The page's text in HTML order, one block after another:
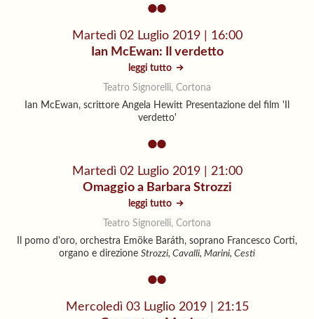
Martedì 02 Luglio 2019 | 16:00
Ian McEwan: Il verdetto
leggi tutto
Teatro Signorelli, Cortona
Ian McEwan, scrittore Angela Hewitt Presentazione del film 'Il
verdetto'
Martedì 02 Luglio 2019 | 21:00
Omaggio a Barbara Strozzi
leggi tutto
Teatro Signorelli, Cortona
Il pomo d'oro, orchestra Emöke Baráth, soprano Francesco Corti,
organo e direzione Strozzi, Cavalli, Marini, Cesti
Mercoledì 03 Luglio 2019 | 21:15